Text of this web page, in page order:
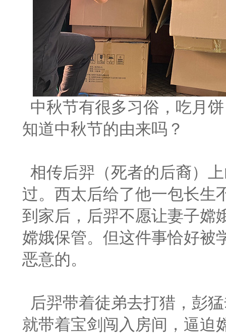
中秋节有很多习俗，吃月
知道中秋节的由来吗？
相传后羿（死者的后裔）
过。西太后给了他一包长生
到家后，后羿不愿让妻子嫦
嫦娥保管。但这件事恰好被
恶意的。
后羿带着徒弟去打猎，彭
就带着宝剑闯入房间，逼迫